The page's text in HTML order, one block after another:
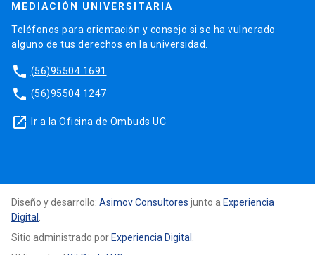
MEDIACIÓN UNIVERSITARIA
Teléfonos para orientación y consejo si se ha vulnerado
alguno de tus derechos en la universidad.
phone (56)95504 1691
phone (56)95504 1247
launch Ir a la Oficina de Ombuds UC
Diseño y desarrollo: Asimov Consultores junto a Experiencia
Digital .
Sitio administrado por Experiencia Digital .